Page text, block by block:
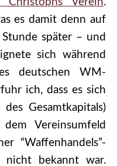
es damit denn auf
später – und
sich während
deutschen WM-
ich, dass es sich
Gesamtkapitals)
Vereinsumfeld
“Waffenhandels”-
nicht bekannt war.